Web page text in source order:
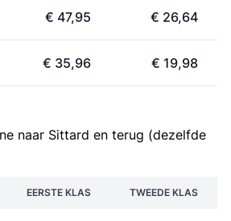
€ 47,95 € 26,64
€ 35,96 € 19,98
naar Sittard en terug (dezelfde
EERSTE KLAS TWEEDE KLAS